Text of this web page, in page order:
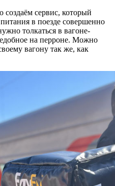
создаём сервис, который
в поезде совершенно
толкаться в вагоне-
на перроне. Можно
вагону так же, как